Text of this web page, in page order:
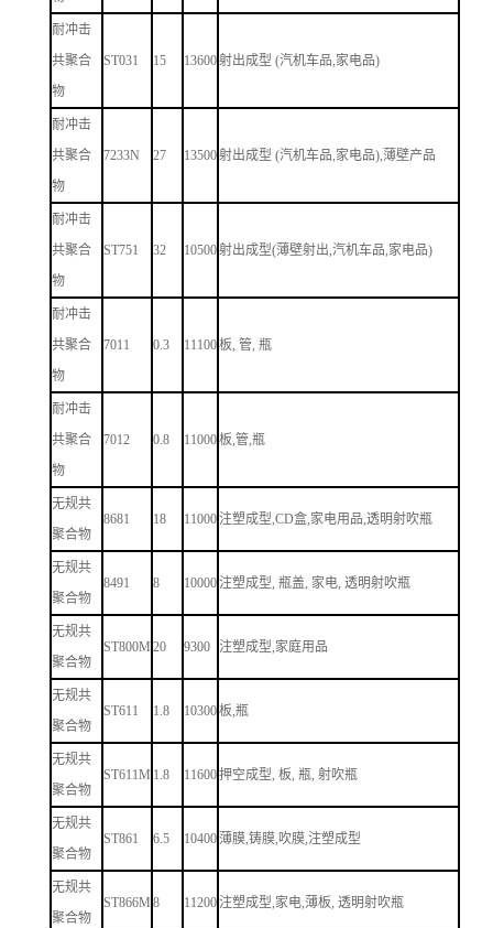
耐冲击
共聚合
物
ST031 15 13600射出成型 (汽机车品,家电品)
耐冲击
共聚合
物
7233N 27 13500射出成型 (汽机车品,家电品),薄壁产品
耐冲击
共聚合
物
ST751 32 10500射出成型(薄壁射出,汽机车品,家电品)
耐冲击
共聚合
物
7011 0.3 11100板, 管, 瓶
耐冲击
共聚合
物
7012 0.8 11000板,管,瓶
无规共
聚合物
8681 18 11000 注塑成型,CD盒,家电用品,透明射吹瓶
无规共
聚合物
8491 8 10000 注塑成型, 瓶盖, 家电, 透明射吹瓶
无规共
聚合物
ST800M 20 9300 注塑成型,家庭用品
无规共
聚合物
ST611 1.8 10300板,瓶
无规共
聚合物
ST611M 1.8 11600押空成型, 板, 瓶, 射吹瓶
无规共
聚合物
ST861 6.5 10400薄膜,铸膜,吹膜,注塑成型
无规共
聚合物
ST866M 8 11200 注塑成型,家电,薄板, 透明射吹瓶